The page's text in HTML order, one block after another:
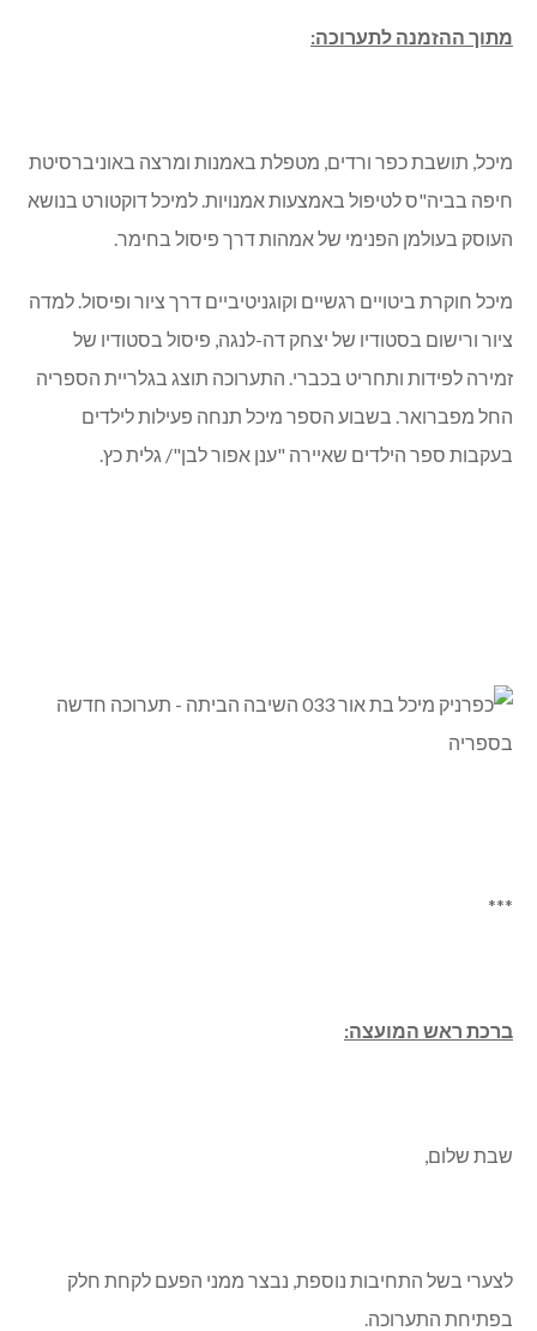
מתוך ההזמנה לתערוכה:
מיכל, תושבת כפר ורדים, מטפלת באמנות ומרצה באוניברסיטת
חיפה בביה"ס לטיפול באמצעות אמנויות. למיכל דוקטורט בנושא
העוסק בעולמן הפנימי של אמהות דרך פיסול בחימר.
מיכל חוקרת ביטויים רגשיים וקוגניטיביים דרך ציור ופיסול. למדה
ציור ורישום בסטודיו של יצחק דה-לנגה, פיסול בסטודיו של
זמירה לפידות ותחריט בכברי. התערוכה תוצג בגלריית הספריה
החל מפברואר. בשבוע הספר מיכל תנחה פעילות לילדים
בעקבות ספר הילדים שאיירה "ענן אפור לבן"/ גלית כץ.
***
ברכת ראש המועצה:
שבת שלום,
לצערי בשל התחיבות נוספת, נבצר ממני הפעם לקחת חלק
בפתיחת התערוכה.